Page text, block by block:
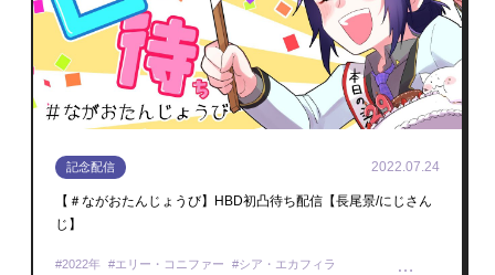
記念配信 2022.07.24
【＃ながおたんじょうび】HBD初凸待ち配信【長尾景/にじさん
じ】
2022年 エリー・コニファー
シア・エカフィラ